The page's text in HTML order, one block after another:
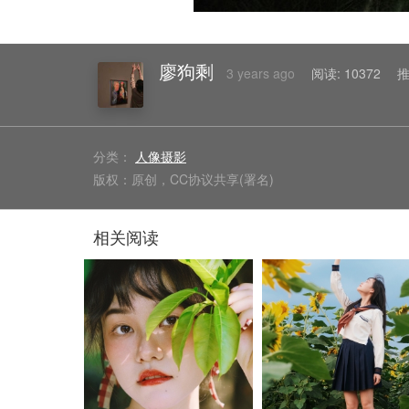
廖狗剩 3 years ago 阅读: 10372
分类：
人像摄影
版权：原创，CC协议共享(署名)
相关阅读